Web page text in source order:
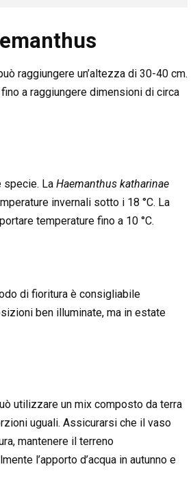
raggiungere un’altezza di 30-40 cm.
a raggiungere dimensioni di circa
specie. La Haemanthus katharinae
invernali sotto i 18 °C. La
temperature fino a 10 °C.
di fioritura è consigliabile
ben illuminate, ma in estate
utilizzare un mix composto da terra
uguali. Assicurarsi che il vaso
mantenere il terreno
l’apporto d’acqua in autunno e